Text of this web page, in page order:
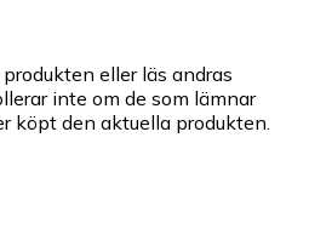
eller läs andras
inte om de som lämnar
köpt den aktuella produkten.